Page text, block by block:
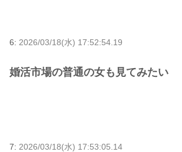
6: 2026/03/18(水) 17:52:54.19
婚活市場の普通の女も見てみたい
7: 2026/03/18(水) 17:53:05.14